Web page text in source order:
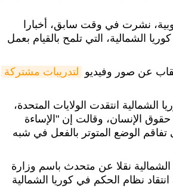
نشرت في وقت سابق، أخبارا
الشمالية، التي تلمح بالقيام بعمل
عن صور وفيديو لتدريبات مشتركة
الشمالية انتقدت الولايات المتحدة،
الإنسان، وقالت إن "الإساءة
الوضع المتوتر بالفعل في شبه
نقلا عن متحدث باسم وزارة
نظام الحكم في كوريا الشمالية